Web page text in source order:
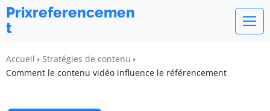
Prixreferencemen
t
Accueil
Stratégies de contenu
Comment le contenu vidéo influence le référencement